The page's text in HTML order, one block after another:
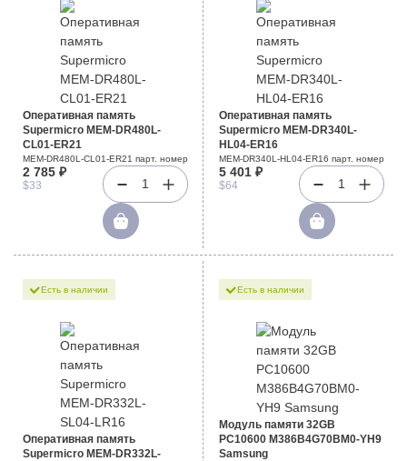
Оперативная память
Supermicro MEM-DR480L-
CL01-ER21
MEM-DR480L-CL01-ER21 парт. номер
2 785 ₽
$33 1
Оперативная память
Supermicro MEM-DR340L-
HL04-ER16
MEM-DR340L-HL04-ER16 парт. номер
5 401 ₽
$64 1
Есть в наличии
Оперативная память
Supermicro MEM-DR332L-
Есть в наличии
Модуль памяти 32GB
PC10600 M386B4G70BM0-YH9
Samsung